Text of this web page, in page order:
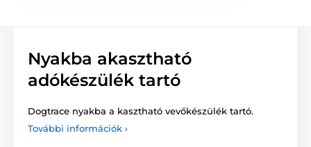
Nyakba akasztható
adókészülék tartó
Dogtrace nyakba a kasztható vevőkészülék tartó.
További információk ›